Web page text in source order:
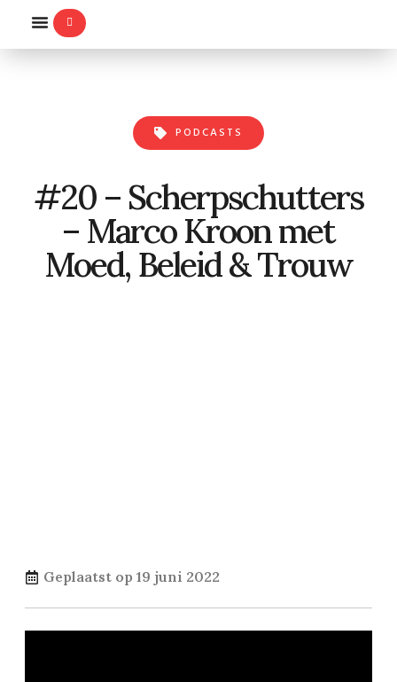
PODCASTS
#20 – Scherpschutters
– Marco Kroon met
Moed, Beleid & Trouw
Geplaatst op 19 juni 2022